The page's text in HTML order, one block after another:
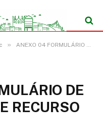
» ANEXO 04 FORMULÁRIO DE SOLICITAÇÃO DE RECURSO
DE
RECURSO